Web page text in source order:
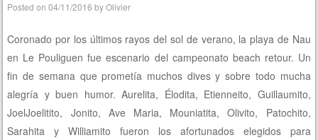
Posted on04/11/2016 byOlivier
Coronado por los últimos rayos del sol de verano, la playa de Nau
en Le Pouliguen fue escenario del campeonato beach retour. Un
fin de semana que prometía muchos dives y sobre todo mucha
alegría y buen humor. Aurelita, Élodita, Etienneito, Guillaumito,
JoelJoelitito, Jonito, Ave Maria, Mouniatita, Olivito, Patochito,
Sarahita y Williamito fueron los afortunados elegidos para